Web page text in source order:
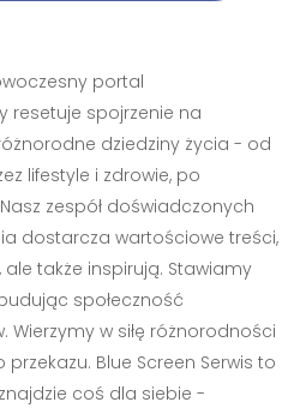
portal
resetuje spojrzenie na
dziedziny życia - od
lifestyle i zdrowie, po
zespół doświadczonych
dostarcza wartościowe treści,
także inspirują. Stawiamy
społeczność
w siłę różnorodności
Blue Screen Serwis to
coś dla siebie -